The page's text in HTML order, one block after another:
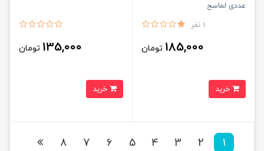
عددی لماسح
1 نفر
185,000 تومان 135,000 تومان
1
2
3
4
5
6
7
8